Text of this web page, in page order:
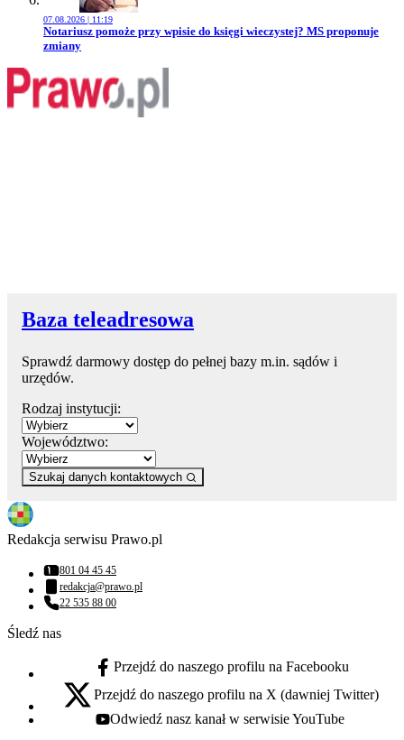
07.08.2026 | 11:19
Przejdź do artykułu:
Notariusz pomoże przy wpisie do księgi wieczystej? MS proponuje
zmiany
Baza teleadresowa
Sprawdź darmowy dostęp do pełnej bazy m.in. sądów i
urzędów.
Rodzaj instytucji:
Województwo:
Szukaj danych kontaktowych
Redakcja serwisu Prawo.pl
Numer telefonu:
801 04 45 45
Adres email:
redakcja@prawo.pl
Numer telefonu:
22 535 88 00
Śledź nas
facebook - otwiera się w nowej karcie
Przejdź do naszego profilu na Facebooku
x - otwiera się w nowej karcie
Przejdź do naszego profilu na X (dawniej Twitter)
youtube - otwiera się w nowej karcie
Odwiedź nasz kanał w serwisie YouTube